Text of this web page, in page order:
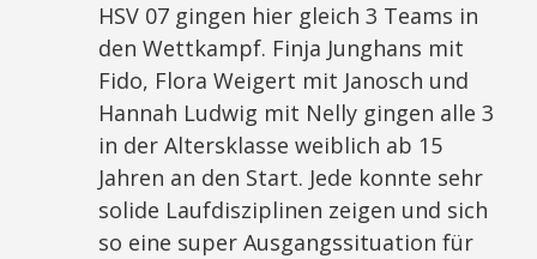
HSV 07 gingen hier gleich 3 Teams in
den Wettkampf. Finja Junghans mit
Fido, Flora Weigert mit Janosch und
Hannah Ludwig mit Nelly gingen alle 3
in der Altersklasse weiblich ab 15
Jahren an den Start. Jede konnte sehr
solide Laufdisziplinen zeigen und sich
so eine super Ausgangssituation für